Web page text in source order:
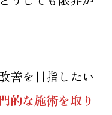
善を目指したい
的な施術を取り